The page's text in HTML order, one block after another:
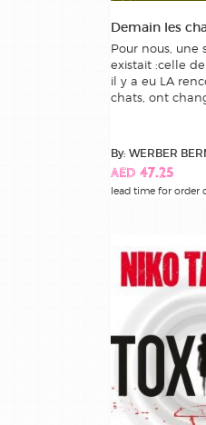
Demain les
Pour nous, une
existait :celle
il y a eu LA
chats, ont
By: WERBER
AED 47.25
lead time for order